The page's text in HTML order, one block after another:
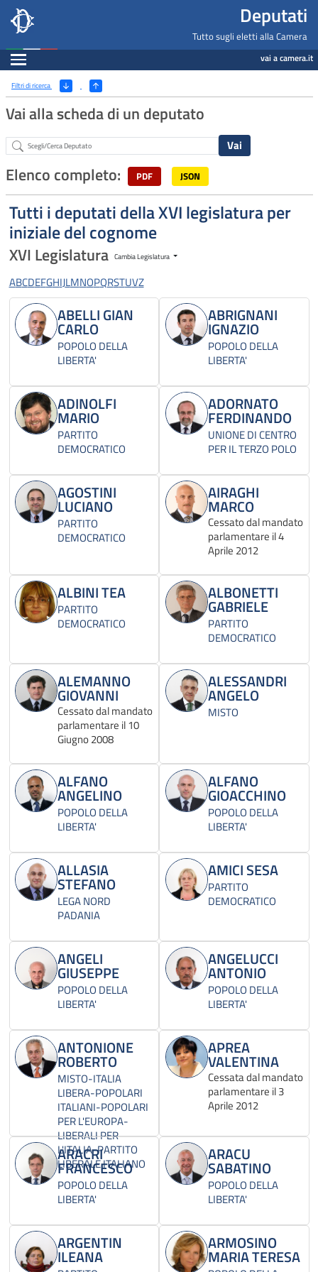
Deputati, Camera dei Deputati -
Salta al contenuto principale
Salta al menu di navigazione Deputati
Tutto sugli eletti alla Camera
Espandi vai a camera.it
Ricerca
Filtri di ricerca (Apri/Chiudi filtri)
Vai alla scheda di un deputato
Abstract
Elenco completo: PDF JSON
Tutti i deputati della XVI legislatura per
iniziale del cognome
XVI Legislatura Cambia Legislatura
ABCDEFGHIJLMNOPQRSTUVZ
ABELLI GIAN
CARLO
POPOLO DELLA
LIBERTA'
ABRIGNANI
IGNAZIO
POPOLO DELLA
LIBERTA'
ADINOLFI
MARIO
PARTITO
DEMOCRATICO
ADORNATO
FERDINANDO
UNIONE DI CENTRO
PER IL TERZO POLO
AGOSTINI
LUCIANO
PARTITO
DEMOCRATICO
AIRAGHI
MARCO
Cessato dal mandato
parlamentare il 4
Aprile 2012
ALBINI TEA
PARTITO
DEMOCRATICO
ALBONETTI
GABRIELE
PARTITO
DEMOCRATICO
ALEMANNO
GIOVANNI
Cessato dal mandato
parlamentare il 10
Giugno 2008
ALESSANDRI
ANGELO
MISTO
ALFANO
ANGELINO
POPOLO DELLA
LIBERTA'
ALFANO
GIOACCHINO
POPOLO DELLA
LIBERTA'
ALLASIA
STEFANO
LEGA NORD
PADANIA
AMICI SESA
PARTITO
DEMOCRATICO
ANGELI
GIUSEPPE
POPOLO DELLA
LIBERTA'
ANGELUCCI
ANTONIO
POPOLO DELLA
LIBERTA'
ANTONIONE
ROBERTO
MISTO-ITALIA
LIBERA-POPOLARI
ITALIANI-POPOLARI
PER L'EUROPA-
LIBERALI PER
L'ITALIA-PARTITO
LIBERALE ITALIANO
APREA
VALENTINA
Cessata dal mandato
parlamentare il 3
Aprile 2012
ARACRI
FRANCESCO
POPOLO DELLA
LIBERTA'
ARACU
SABATINO
POPOLO DELLA
LIBERTA'
ARGENTIN
ILEANA
ARMOSINO
MARIA TERESA
Navigazione pagine di servizio
Fine pagina
Salta al contenuto principale
Salta al menu di navigazione
Vai a inizio pagina